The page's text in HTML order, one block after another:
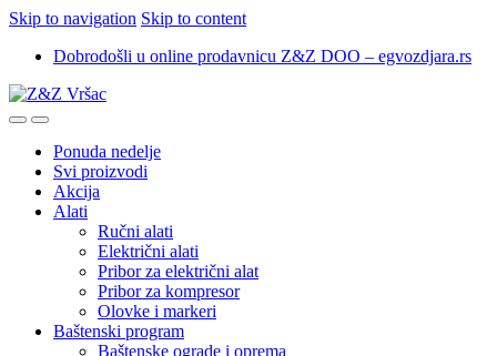
Skip to navigation Skip to content
Dobrodošli u online prodavnicu Z&Z DOO – egvozdjara.rs
Ponuda nedelje
Svi proizvodi
Akcija
Alati
Ručni alati
Električni alati
Pribor za električni alat
Pribor za kompresor
Olovke i markeri
Baštenski program
Baštenske ograde i oprema